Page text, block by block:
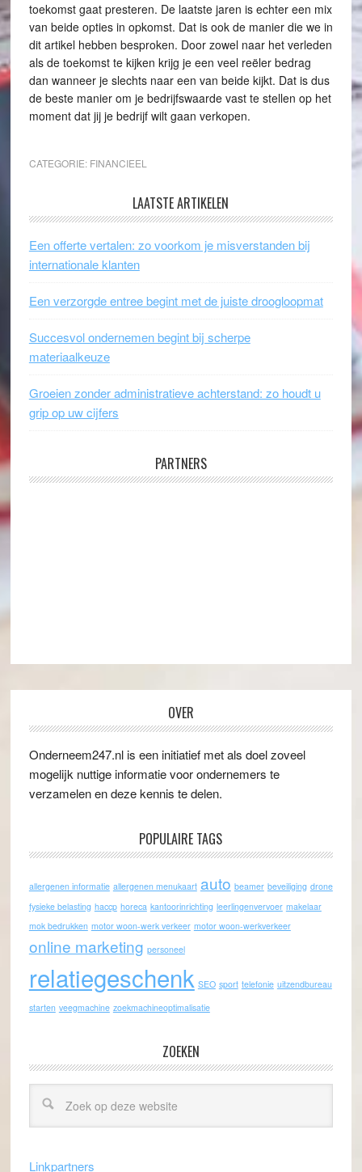
toekomst gaat presteren. De laatste jaren is echter een mix
van beide opties in opkomst. Dat is ook de manier die we in
dit artikel hebben besproken. Door zowel naar het verleden
als de toekomst te kijken krijg je een veel reëler bedrag
dan wanneer je slechts naar een van beide kijkt. Dat is dus
de beste manier om je bedrijfswaarde vast te stellen op het
moment dat jij je bedrijf wilt gaan verkopen.
CATEGORIE: FINANCIEEL
LAATSTE ARTIKELEN
Een offerte vertalen: zo voorkom je misverstanden bij
internationale klanten
Een verzorgde entree begint met de juiste droogloopmat
Succesvol ondernemen begint bij scherpe
materiaalkeuze
Groeien zonder administratieve achterstand: zo houdt u
grip op uw cijfers
PARTNERS
OVER
Onderneem247.nl is een initiatief met als doel zoveel
mogelijk nuttige informatie voor ondernemers te
verzamelen en deze kennis te delen.
POPULAIRE TAGS
allergenen informatie allergenen menukaart auto beamer beveiliging drone
fysieke belasting haccp horeca kantoorinrichting leerlingenvervoer makelaar
mok bedrukken motor woon-werk verkeer motor woon-werkverkeer
online marketing personeel
relatiegeschenk SEO sport telefonie uitzendbureau
starten veegmachine zoekmachineoptimalisatie
ZOEKEN
Linkpartners